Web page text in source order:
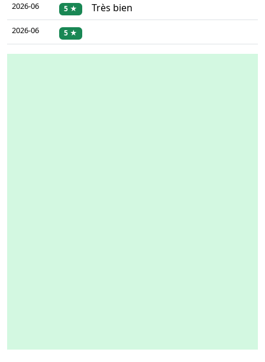
2026-06 5 ★ Très bien
2026-06 5 ★